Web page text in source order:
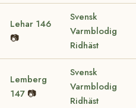
Lehar 146
📷
Svensk
Varmblodig
Ridhäst
Lemberg
147 📷
Svensk
Varmblodig
Ridhäst